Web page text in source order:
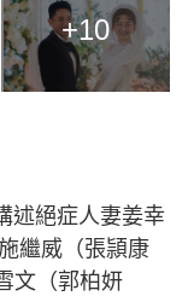
+10
述絕症人妻姜幸
繼威（張頴康
文（郭柏妍